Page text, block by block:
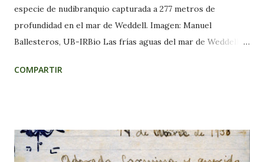
especie de nudibranquio capturada a 277 metros de
profundidad en el mar de Weddell. Imagen: Manuel
Ballesteros, UB-IRBio Las frías aguas del mar de Weddell,
de una nueva especie de invertebrado marino: el
COMPARTIR